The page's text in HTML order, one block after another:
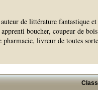
de littérature fantastique
boucher, coupeur de
livreur de toutes